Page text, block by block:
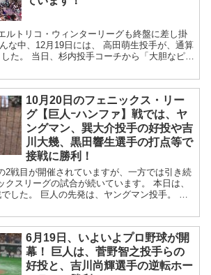
ルトリコ・ウィンターリーグも終盤に差し掛
な中、12月19日には、 高田萌生投手が、通算
た。 当日、杉内投手コーチから「大胆なピッ
10月20日のフェニックス・リー
グ【巨人ｰハンファ】戦では、ヤ
ングマン、巽大介投手の好投や吉
川大幾、黒田響生選手の打点等で
接戦に勝利！
2戦目が開催されていますが、一方では引き続
クスリーグの試合が続いています。 本日は、
でした。 巨人の先発は、ヤングマン投手。 恐
6月19日、いよいよプロ野球が開
幕！ 巨人は、菅野智之投手らの
好投と、吉川尚輝選手の逆転ホー